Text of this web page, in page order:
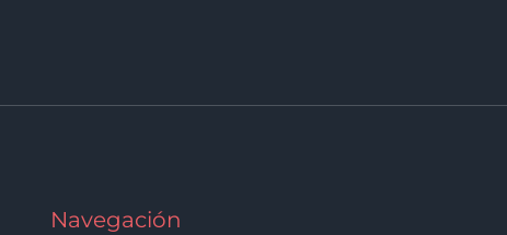
Navegación